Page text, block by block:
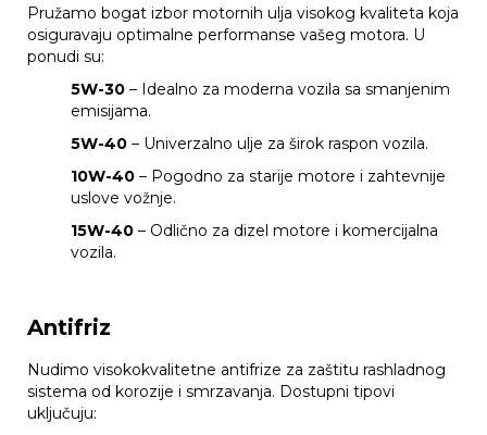
Pružamo bogat izbor motornih ulja visokog kvaliteta koja
osiguravaju optimalne performanse vašeg motora. U
ponudi su:
5W-30 – Idealno za moderna vozila sa smanjenim
emisijama.
5W-40 – Univerzalno ulje za širok raspon vozila.
10W-40 – Pogodno za starije motore i zahtevnije
uslove vožnje.
15W-40 – Odlično za dizel motore i komercijalna
vozila.
Antifriz
Nudimo visokokvalitetne antifrize za zaštitu rashladnog
sistema od korozije i smrzavanja. Dostupni tipovi
uključuju: